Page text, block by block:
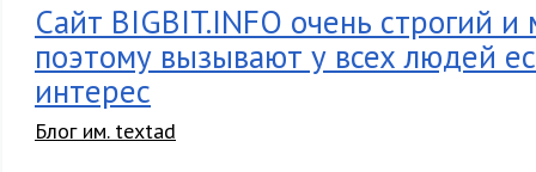
Сайт BIGBIT.INFO очень строгий
поэтому вызывают у всех людей
интерес
Блог им. textad